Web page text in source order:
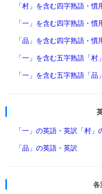
「村」を含む四字熟語・
「一」を含む四字熟語・
「品」を含む四字熟語・
「一」を含む五字熟語 「
「一」を含む五字熟語 「
「一」の英語・英訳 「村
「品」の英語・英訳
各